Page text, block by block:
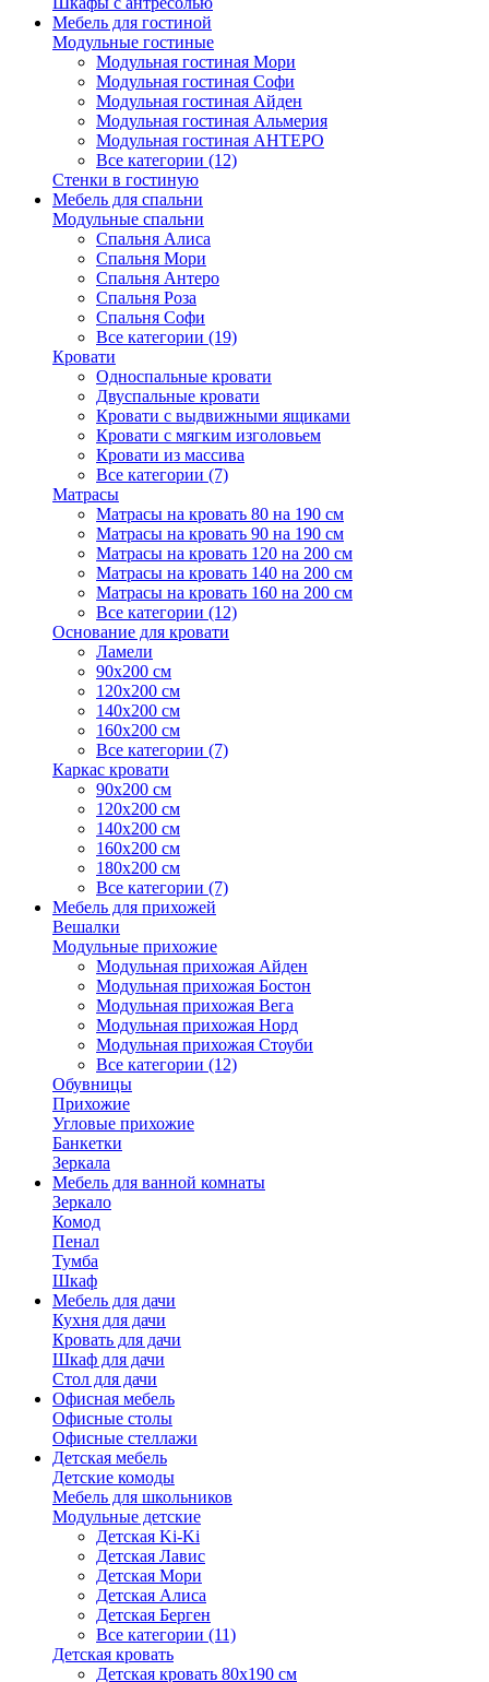
Мебель для гостиной
Модульные гостиные
Модульная гостиная Мори
Модульная гостиная Софи
Модульная гостиная Айден
Модульная гостиная Альмерия
Модульная гостиная АНТЕРО
Все категории (12)
Стенки в гостиную
Мебель для спальни
Модульные спальни
Спальня Алиса
Спальня Мори
Спальня Антеро
Спальня Роза
Спальня Софи
Все категории (19)
Кровати
Односпальные кровати
Двуспальные кровати
Кровати с выдвижными ящиками
Кровати с мягким изголовьем
Кровати из массива
Все категории (7)
Матрасы
Матрасы на кровать 80 на 190 см
Матрасы на кровать 90 на 190 см
Матрасы на кровать 120 на 200 см
Матрасы на кровать 140 на 200 см
Матрасы на кровать 160 на 200 см
Все категории (12)
Основание для кровати
Ламели
90х200 см
120х200 см
140х200 см
160х200 см
Все категории (7)
Каркас кровати
90х200 см
120х200 см
140х200 см
160х200 см
180х200 см
Все категории (7)
Мебель для прихожей
Вешалки
Модульные прихожие
Модульная прихожая Айден
Модульная прихожая Бостон
Модульная прихожая Вега
Модульная прихожая Норд
Модульная прихожая Стоуби
Все категории (12)
Обувницы
Прихожие
Угловые прихожие
Банкетки
Зеркала
Мебель для ванной комнаты
Зеркало
Комод
Пенал
Тумба
Шкаф
Мебель для дачи
Кухня для дачи
Кровать для дачи
Шкаф для дачи
Стол для дачи
Офисная мебель
Офисные столы
Офисные стеллажи
Детская мебель
Детские комоды
Мебель для школьников
Модульные детские
Детская Ki-Ki
Детская Лавис
Детская Мори
Детская Алиса
Детская Берген
Все категории (11)
Детская кровать
Детская кровать 80х190 см